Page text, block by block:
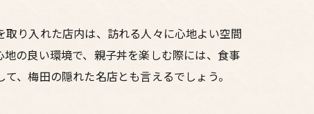
り入れた店内は、訪れる人々に心地よい空間
の良い環境で、親子丼を楽しむ際には、食事
、梅田の隠れた名店とも言えるでしょう。